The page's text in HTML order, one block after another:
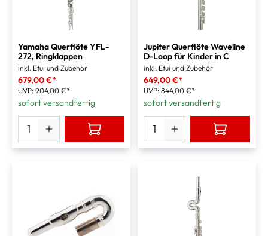
Yamaha Querflöte YFL-
272, Ringklappen
inkl. Etui und Zubehör
679,00 €*
UVP:904,00 €*
sofort versandfertig
Jupiter Querflöte Waveline
D-Loop für Kinder in C
inkl. Etui und Zubehör
649,00 €*
UVP:844,00 €*
sofort versandfertig